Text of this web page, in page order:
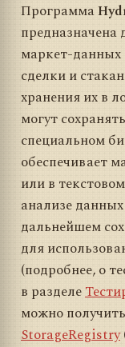
Программа
предназначена
маркет-данных
сделки и
хранения их в
могут
специальном
обеспечивает
или в
анализе
дальнейшем
для
(подробнее, о
в разделе
можно
StorageRegistry